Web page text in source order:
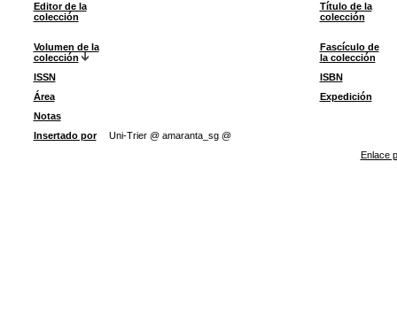
Editor de la
colección
Título de la
colección
Volumen de la
colección
Fascículo de
la colección
ISSN
ISBN
Área
Expedición
Notas
Insertado por
Uni-Trier @ amaranta_sg @
Enlace